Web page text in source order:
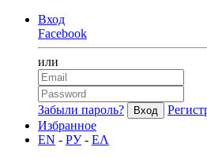
Вход
Facebook
или
Забыли пароль?
Избранное
EN - РУ- ΕΛ